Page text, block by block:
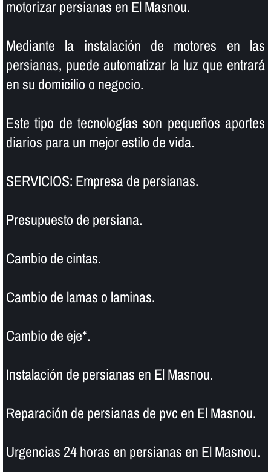
motorizar persianas en El Masnou.
Mediante la instalación de motores en las
persianas, puede automatizar la luz que entrará
en su domicilio o negocio.
Este tipo de tecnologí­as son pequeños aportes
diarios para un mejor estilo de vida.
SERVICIOS: Empresa de persianas.
Presupuesto de persiana.
Cambio de cintas.
Cambio de lamas o laminas.
Cambio de eje*.
Instalación de persianas en El Masnou.
Reparación de persianas de pvc en El Masnou.
Urgencias 24 horas en persianas en El Masnou.